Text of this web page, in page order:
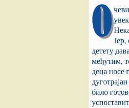
Јер,
детету
међутим,
деца носе
било